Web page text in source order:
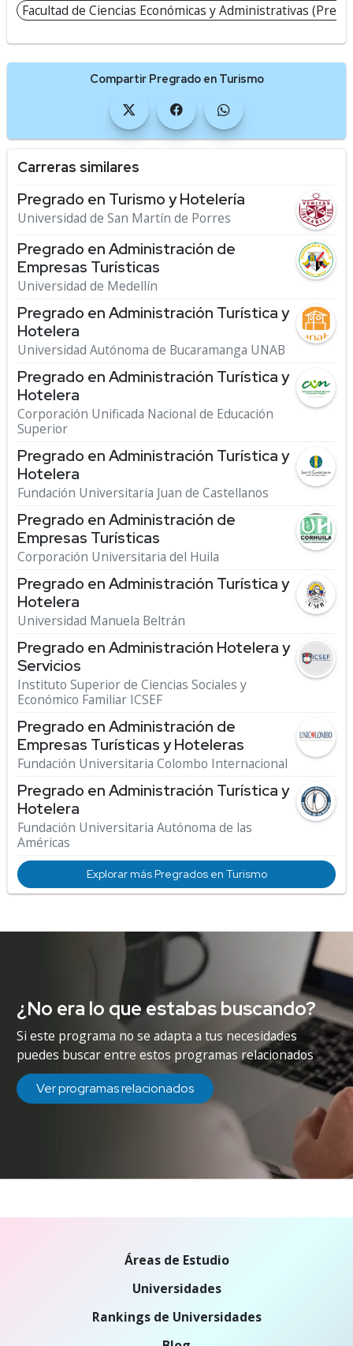
Facultad de Ciencias Económicas y Administrativas
Compartir Pregrado en Turismo
Carreras similares
Pregrado en Turismo y Hotelería
Universidad de San Martín de Porres
Pregrado en Administración de
Empresas Turísticas
Universidad de Medellín
Pregrado en Administración Turística y
Hotelera
Universidad Autónoma de Bucaramanga UNAB
Pregrado en Administración Turística y
Hotelera
Corporación Unificada Nacional de Educación
Superior
Pregrado en Administración Turística y
Hotelera
Fundación Universitaria Juan de Castellanos
Pregrado en Administración de
Empresas Turísticas
Corporación Universitaria del Huila
Pregrado en Administración Turística y
Hotelera
Universidad Manuela Beltrán
Pregrado en Administración Hotelera y
Servicios
Instituto Superior de Ciencias Sociales y
Económico Familiar ICSEF
Pregrado en Administración de
Empresas Turísticas y Hoteleras
Fundación Universitaria Colombo Internacional
Pregrado en Administración Turística y
Hotelera
Fundación Universitaria Autónoma de las
Américas
Explorar más Pregrados en Turismo
¿No era lo que estabas buscando?
Si este programa no se adapta a tus necesidades
puedes buscar entre estos programas relacionados
Ver programas relacionados
Áreas de Estudio
Universidades
Rankings de Universidades